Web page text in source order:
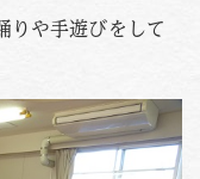
りや手遊びをして